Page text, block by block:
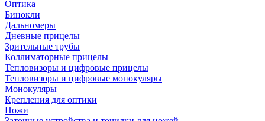
Оптика
Бинокли
Дальномеры
Дневные прицелы
Зрительные трубы
Коллиматорные прицелы
Тепловизоры и цифровые прицелы
Тепловизоры и цифровые монокуляры
Монокуляры
Крепления для оптики
Ножи